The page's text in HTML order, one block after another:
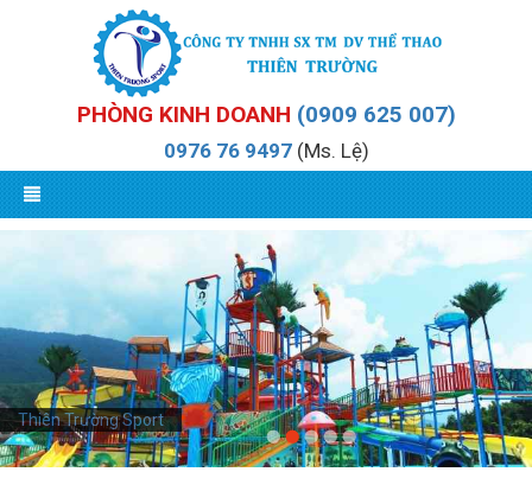
PHÒNG KINH DOANH (0909 625 007)
0976 76 9497(Ms. Lệ)
Thiên Trường Sport